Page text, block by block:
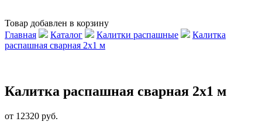
Товар добавлен в корзину
Главная
Каталог Калитки распашные
Калитка
распашная сварная 2х1 м
Калитка распашная сварная 2х1 м
от 12320 руб.